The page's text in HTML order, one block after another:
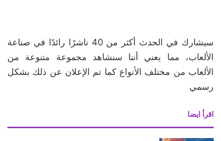
سيشارك في الحدث أكثر من 40 ناشرًا رائدًا في صناعة
الألعاب، مما يعني أننا سنشاهد مجموعة متنوعة من
الألعاب من مختلف الأنواع كما تم الإعلان عن ذلك بشكل
رسمي
اقرأ ايضا